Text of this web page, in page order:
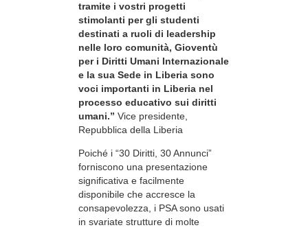
tramite i vostri progetti
stimolanti per gli studenti
destinati a ruoli di leadership
nelle loro comunità, Gioventù
per i Diritti Umani Internazionale
e la sua Sede in Liberia sono
voci importanti in Liberia nel
processo educativo sui diritti
umani.” Vice presidente,
Repubblica della Liberia
Poiché i “30 Diritti, 30 Annunci”
forniscono una presentazione
significativa e facilmente
disponibile che accresce la
consapevolezza, i PSA sono usati
in svariate strutture di molte